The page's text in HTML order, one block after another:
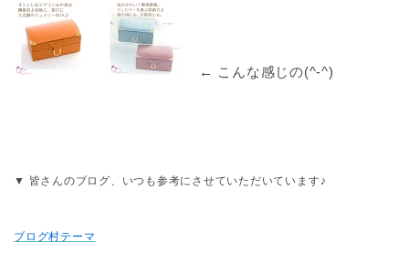
← こんな感じの(^-^)
▼ 皆さんのブログ、いつも参考にさせていただいています♪
ブログ村テーマ